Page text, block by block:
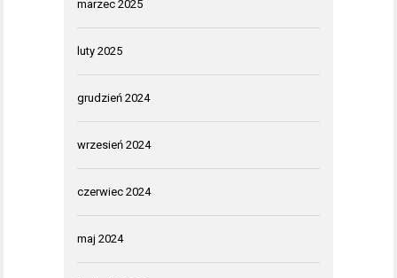
marzec 2025
luty 2025
grudzień 2024
wrzesień 2024
czerwiec 2024
maj 2024